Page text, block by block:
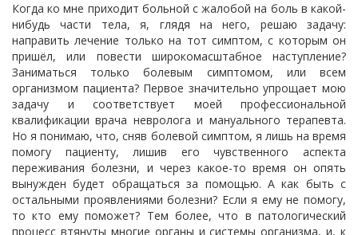
Когда ко мне приходит больной с жалобой на боль в какой-
нибудь части тела, я, глядя на него, решаю задачу:
направить лечение только на тот симптом, с которым он
пришёл, или повести широкомасштабное наступление?
Заниматься только болевым симптомом, или всем
организмом пациента? Первое значительно упрощает мою
задачу и соответствует моей профессиональной
квалификации врача невролога и мануального терапевта.
Но я понимаю, что, сняв болевой симптом, я лишь на время
помогу пациенту, лишив его чувственного аспекта
переживания болезни, и через какое-то время он опять
вынужден будет обращаться за помощью. А как быть с
остальными проявлениями болезни? Если я ему не помогу,
то кто ему поможет? Тем более, что в патологический
процесс втянуты многие органы и системы организма, и, к